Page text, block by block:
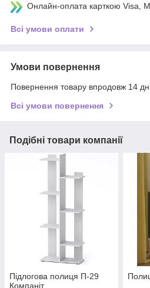
Онлайн-оплата карткою Visa,
Всі умови оплати
Умови повернення
Повернення товару впродовж 14
Всі умови повернення
Подібні товари компанії
Підлогова полиця П-29
Компаніт